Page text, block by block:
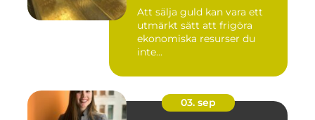
Att sälja guld kan vara ett
utmärkt sätt att frigöra
ekonomiska resurser du
inte...
03. sep